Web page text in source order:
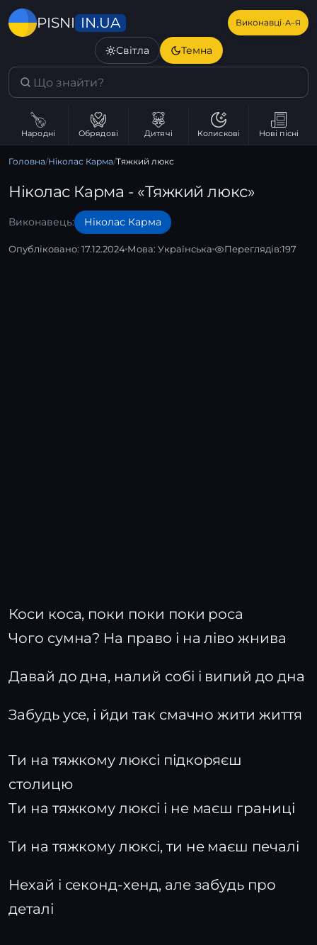
PISNI IN.UA Виконавці·А–Я
Світла Темна
Народні Обрядові Дитячі Колискові Нові пісні
Головна/Ніколас Карма/Тяжкий люкс
Ніколас Карма - «Тяжкий люкс»
Виконавець: Ніколас Карма
Опубліковано: 17.12.2024 Мова: Українська Переглядів:197
Коси коса, поки поки поки роса
Чого сумна? На право і на ліво жнива
Давай до дна, налий собі і випий до дна
Забудь усе, і йди так смачно жити життя
Ти на тяжкому люксі підкоряєш
столицю
Ти на тяжкому люксі і не маєш границі
Ти на тяжкому люксі, ти не маєш печалі
Нехай і секонд-хенд, але забудь про
деталі